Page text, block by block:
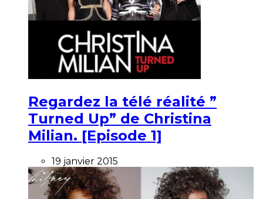
Regardez la télé réalité ”
Turned Up” de Christina
Milian. [Episode 1]
19 janvier 2015